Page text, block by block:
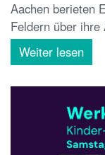
Aachen berieten
Feldern über ihre
Weiter lesen